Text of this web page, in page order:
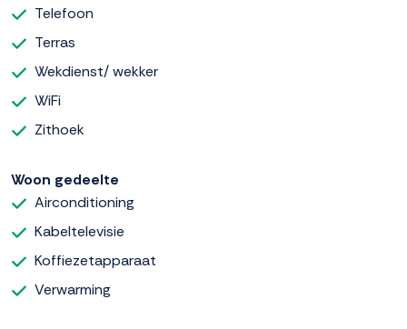
Telefoon
Terras
Wekdienst/ wekker
WiFi
Zithoek
Woon gedeelte
Airconditioning
Kabeltelevisie
Koffiezetapparaat
Verwarming